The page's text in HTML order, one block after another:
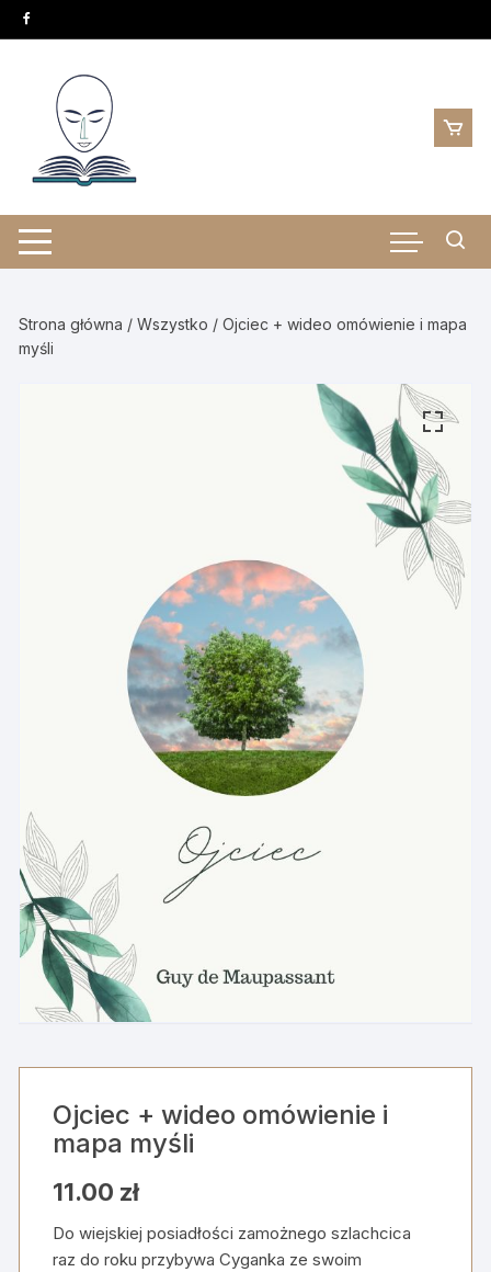
Skip
to
Strona główna /Wszystko / Ojciec + wideo omówienie i mapa
myśli
Ojciec + wideo omówienie i
mapa myśli
11.00 zł
Do wiejskiej posiadłości zamożnego szlachcica
raz do roku przybywa Cyganka ze swoim